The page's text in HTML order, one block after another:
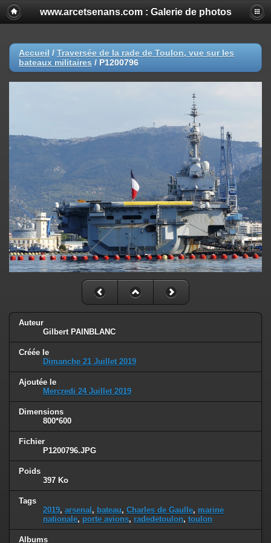
www.arcetsenans.com : Galerie de photos
Accueil / Traversée de la rade de Toulon, vue sur les
bateaux militaires / P1200796
Auteur
Gilbert PAINBLANC
Créée le
Dimanche 21 Juillet 2019
Ajoutée le
Mercredi 24 Juillet 2019
Dimensions
800*600
Fichier
P1200796.JPG
Poids
397 Ko
Tags
2019, arsenal , bateau, Charles de Gaulle, marine
nationale, porte avions, radedetoulon, toulon
Albums